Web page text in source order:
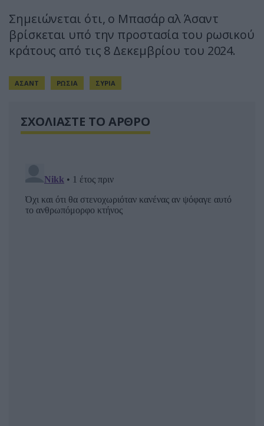
Σημειώνεται ότι, ο Μπασάρ αλ Άσαντ
βρίσκεται υπό την προστασία του ρωσικού
κράτους από τις 8 Δεκεμβρίου του 2024.
ΑΣΑΝΤ ΡΩΣΙΑ ΣΥΡΙΑ
ΣΧΟΛΙΑΣΤΕ ΤΟ ΑΡΘΡΟ